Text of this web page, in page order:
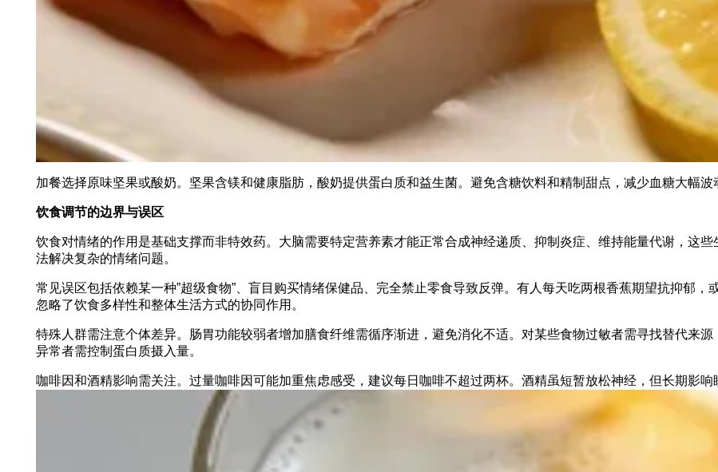
加餐选择原味坚果或酸奶。坚果含镁和健康脂肪，酸奶提供蛋白质和益生菌。避免含糖饮料和精制甜点，减少血糖大幅波
饮食调节的边界与误区
饮食对情绪的作用是基础支撑而非特效药。大脑需要特定营养素才能正常合成神经递质、抑制炎症、维持能量代谢，这
法解决复杂的情绪问题。
常见误区包括依赖某一种”超级食物”、盲目购买情绪保健品、完全禁止零食导致反弹。有人每天吃两根香蕉期望抗抑郁
忽略了饮食多样性和整体生活方式的协同作用。
特殊人群需注意个体差异。肠胃功能较弱者增加膳食纤维需循序渐进，避免消化不适。对某些食物过敏者需寻找替代来
异常者需控制蛋白质摄入量。
咖啡因和酒精影响需关注。过量咖啡因可能加重焦虑感受，建议每日咖啡不超过两杯。酒精虽短暂放松神经，但长期影响